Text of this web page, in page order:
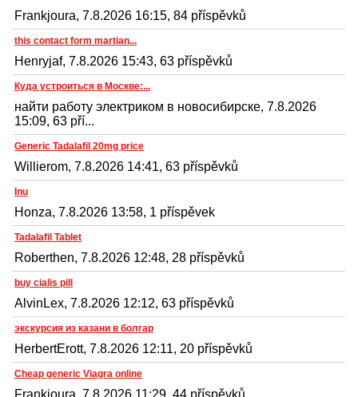
Frankjoura, 7.8.2026 16:15, 84 příspěvků
this contact form martian...
Henryjaf, 7.8.2026 15:43, 63 příspěvků
Куда устроиться в Москве:...
найти работу электриком в новосибирске, 7.8.2026
15:09, 63 pří...
Generic Tadalafil 20mg price
Willierom, 7.8.2026 14:41, 63 příspěvků
Inu
Honza, 7.8.2026 13:58, 1 příspěvek
Tadalafil Tablet
Roberthen, 7.8.2026 12:48, 28 příspěvků
buy cialis pill
AlvinLex, 7.8.2026 12:12, 63 příspěvků
экскурсия из казани в болгар
HerbertErott, 7.8.2026 12:11, 20 příspěvků
Cheap generic Viagra online
Frankjoura, 7.8.2026 11:29, 44 příspěvků